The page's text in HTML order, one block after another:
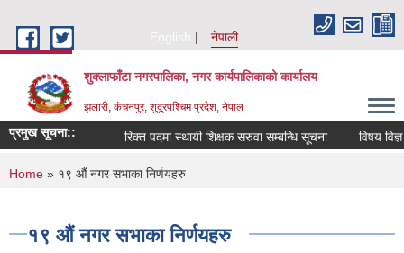
English
नेपाली
शुक्लाफाँटा नगरपालिका, नगर कार्यपालिकाको कार्यालय
झलारी, कंचनपुर, शुदूरपश्चिम प्रदेश, नेपाल
प्रमुख सूचना:: रिक्त पदमा स्थायी शिक्षक सरुवा सम्बन्धि सूचना विषय
You are here
Home » १९ औं नगर सभाका निर्णयहरु
१९ औं नगर सभाका निर्णयहरु